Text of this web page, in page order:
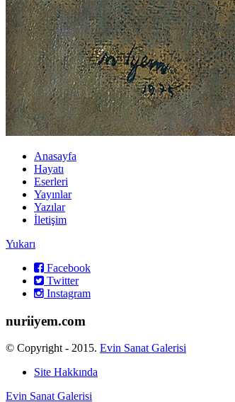
Anasayfa
Hayatı
Eserleri
Yayınlar
Yazılar
İletişim
Yukarı
Facebook
Twitter
Instagram
nuriiyem.com
© Copyright - 2015. Evin Sanat Galerisi
Site Hakkında
Evin Sanat Galerisi